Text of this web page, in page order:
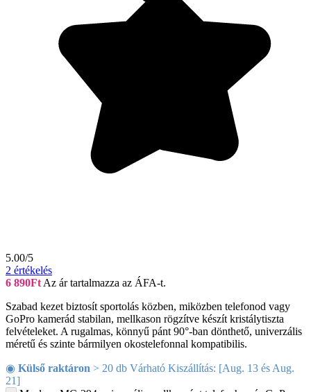
5.00/5
2 értékelés
6 890Ft Az ár tartalmazza az ÁFA-t.
Szabad kezet biztosít sportolás közben, miközben telefonod vagy
GoPro kamerád stabilan, mellkason rögzítve készít kristálytiszta
felvételeket. A rugalmas, könnyű pánt 90°-ban dönthető, univerzális
méretű és szinte bármilyen okostelefonnal kompatibilis.
◉ Külső raktáron > 20 db Várható Kiszállítás: [Aug. 13 és Aug.
21]